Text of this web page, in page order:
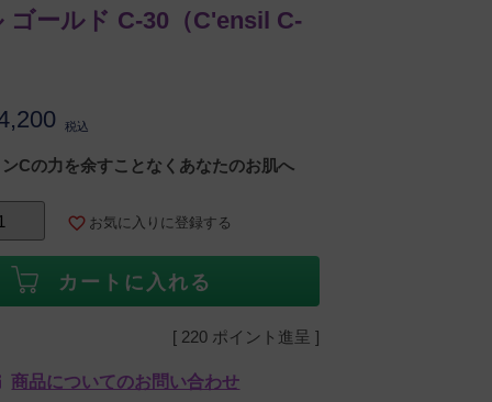
ゴールド C-30（C'ensil C-
税込
Cの力を余すことなくあなたのお肌へ
お気に入りに登録する
カートに入れる
[ 220 ポイント進呈 ]
商品についてのお問い合わせ